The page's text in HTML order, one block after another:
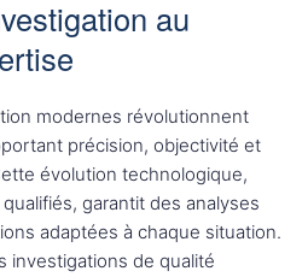
au
modernes révolutionnent
précision, objectivité et
évolution technologique,
garantit des analyses
adaptées à chaque situation.
investigations de qualité